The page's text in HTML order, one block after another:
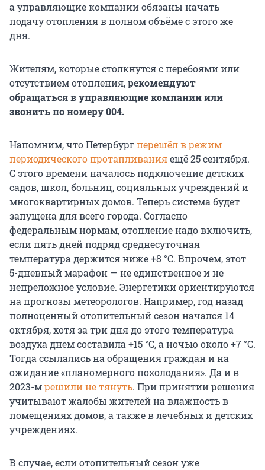
а управляющие компании обязаны начать
подачу отопления в полном объёме с этого же
дня.
Жителям, которые столкнутся с перебоями или
отсутствием отопления,рекомендуют
обращаться в управляющие компании или
звонить по номеру 004.
Напомним, что Петербургперешёл в режим
периодического протапливанияещё 25 сентября.
С этого времени началось подключение детских
садов, школ, больниц, социальных учреждений и
многоквартирных домов. Теперь система будет
запущена для всего города. Согласно
федеральным нормам, отопление надо включить,
если пять дней подряд среднесуточная
температура держится ниже+8 °C. Впрочем, этот
5-дневный марафон — не единственное и не
непреложное условие. Энергетики ориентируются
на прогнозы метеорологов. Например, год назад
полноценный отопительный сезон начался 14
октября, хотя за три дня до этого температура
воздуха днем составила +15 °C, а ночью около +7 °C.
Тогда ссылались на обращения граждан и на
ожидание «планомерного похолодания». Да и в
2023-мрешили не тянуть. При принятии решения
учитывают жалобы жителей на влажность в
помещениях домов, а также в лечебных и детских
учреждениях.
В случае, если отопительный сезон уже